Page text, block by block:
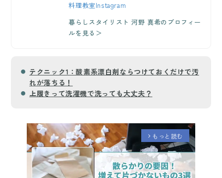
料理教室Instagram
暮らしスタイリスト 河野 真希のプロフィー
ルを見る＞
テクニック1：酸素系漂白剤ならつけておくだけで汚
れが落ちる！
上履きって洗濯機で洗っても大丈夫？
arrow_forward_ios もっと読む